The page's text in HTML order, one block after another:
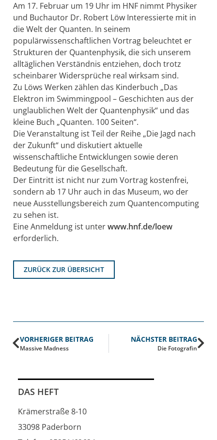
Am 17. Februar um 19 Uhr im HNF nimmt Physiker
und Buchautor Dr. Robert Löw Interessierte mit in
die Welt der Quanten. In seinem
populärwissenschaftlichen Vortrag beleuchtet er
Strukturen der Quantenphysik, die sich unserem
alltäglichen Verständnis entziehen, doch trotz
scheinbarer Widersprüche real wirksam sind.
Zu Löws Werken zählen das Kinderbuch „Das
Elektron im Swimmingpool – Geschichten aus der
unglaublichen Welt der Quantenphysik“ und das
kleine Buch „Quanten. 100 Seiten“.
Die Veranstaltung ist Teil der Reihe „Die Jagd nach
der Zukunft“ und diskutiert aktuelle
wissenschaftliche Entwicklungen sowie deren
Bedeutung für die Gesellschaft.
Der Eintritt ist nicht nur zum Vortrag kostenfrei,
sondern ab 17 Uhr auch in das Museum, wo der
neue Ausstellungsbereich zum Quantencomputing
zu sehen ist.
Eine Anmeldung ist unterwww.hnf.de/loew
erforderlich.
ZURÜCK ZUR ÜBERSICHT
VORHERIGER BEITRAG
Massive Madness
NÄCHSTER BEITRAG
Die Fotografin
DAS HEFT
Krämerstraße 8-10
33098 Paderborn